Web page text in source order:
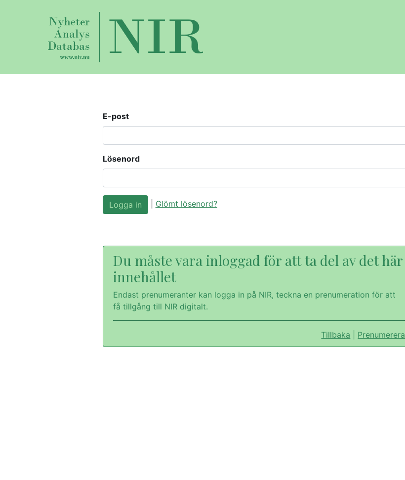
E-post
Lösenord
Glömt lösenord?
Du måste vara inloggad för att ta del av det här
innehållet
Endast prenumeranter kan logga in på NIR, teckna en prenumeration för att
få tillgång till NIR digitalt.
Tillbaka Prenumerera